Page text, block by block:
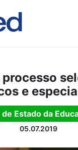
processo
e
Estado da
05.07.2019